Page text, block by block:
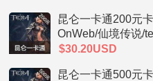
昆仑一卡通200元
OnWeb/仙境传说/
$30.20USD
昆仑一卡通500元